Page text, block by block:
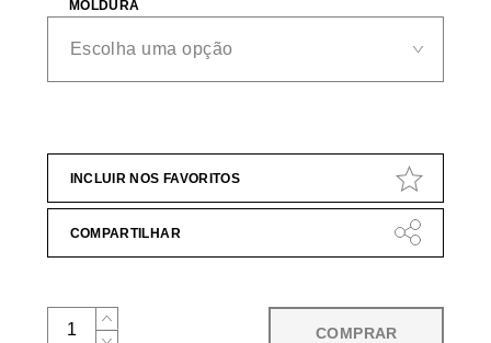
MOLDURA
INCLUIR NOS FAVORITOS
COMPARTILHAR
COMPRAR